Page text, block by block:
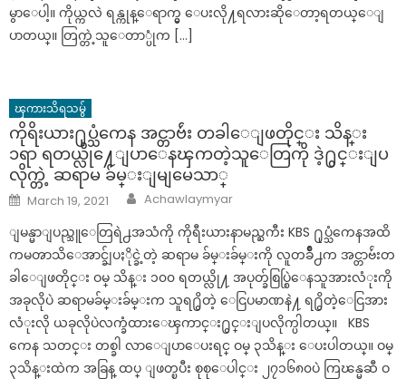
မွာေပါ့။ ကိုယ္ကလဲ ရန္ကုန္ေရာက္မွ ေပးလို႔ရလားဆိုေတာ့ရတယ္ေျ
ပာတယ္။ တြက္တဲ့သူေတာ္ပုံက […]
ၾကားသိရသမွ်
ကိုရိးယား႐ုပ္သံကေန အင္တာဗ်ဴး တခါေျဖတိုင္း သိန္း
၁ရာ ရတယ္လို႔ေျပာေနၾကတဲ့သူေတြကို ဒဲ့႐ွင္းျပ
လိုက္တဲ့ ဆရာမ ခ်မ္းျမျမေသာ္
Posted
on
March 19, 2021 Author
Achawlaymyar
ျမန္မာျပည္သူေတြရဲ႕အသံကို ကိုရီးယားနာမည္ႀကီး KBS ႐ုပ္သံကေနအထိ
ကမၻာသိေအာင္ခ်ျပႏိုင္ခဲ့တဲ့ ဆရာမ ခ်မ္းခ်မ္းကို လူတခ်ိဳ႕က အင္တာဗ်ဴးတ
ခါေျဖတိုင္း ဝမ္ သိန္း ၁၀၀ ရတယ္လို႔ အပုတ္ခ်စြပ္စြဲေနသူအားလံုးကို
အခုလိုပဲ ဆရာမခ်မ္းခ်မ္းက သူရ႐ွိတဲ့ ေငြပမာဏနဲ႔ ရ႐ွိတဲ့ေငြအား
လံုးလို ယခုလိုပဲလက္ခံထားေၾကာင္း႐ွင္းျပလိုက္ပါတယ္။ KBS
ကေန သတင္း တစ္ခါ လာေျပာေပးရင္ ဝမ္ ၃သိန္း ေပးပါတယ္။ ဝမ္
၃သိန္းထဲက အခြန္ ထပ္ ျဖတ္ၿပီး စုစုေပါင္း ၂၇၁၆၈၀ပဲ ကြၽန္မဆီ ဝ